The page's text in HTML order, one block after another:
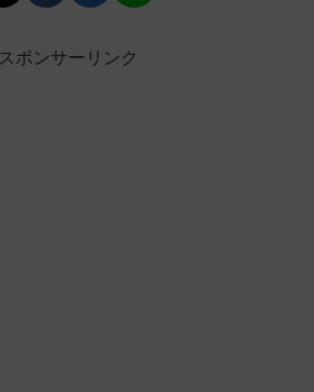
スポンサーリンク